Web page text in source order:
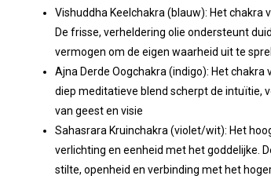
Vishuddha Keelchakra (blauw): Het
De frisse, verheldering olie ondersteunt
vermogen om de eigen waarheid uit te
Ajna Derde Oogchakra (indigo): Het
diep meditatieve blend scherpt de intuïtie,
van geest en visie
Sahasrara Kruinchakra (violet/wit): Het
verlichting en eenheid met het goddelijke.
stilte, openheid en verbinding met het